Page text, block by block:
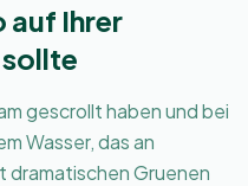
auf Ihrer
gescrollt haben und bei
Wasser, das an
Gruenen